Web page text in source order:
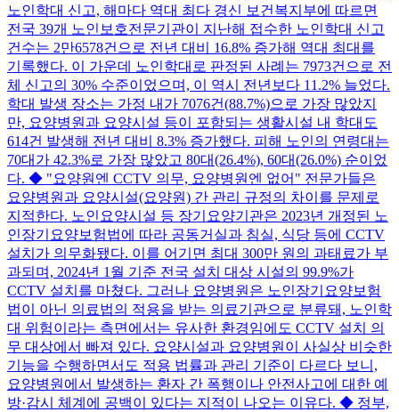
노인학대 신고, 해마다 역대 최다 경신 보건복지부에 따르면
전국 39개 노인보호전문기관이 지난해 접수한 노인학대 신고
건수는 2만6578건으로 전년 대비 16.8% 증가해 역대 최대를
기록했다. 이 가운데 노인학대로 판정된 사례는 7973건으로 전
체 신고의 30% 수준이었으며, 이 역시 전년보다 11.2% 늘었다.
학대 발생 장소는 가정 내가 7076건(88.7%)으로 가장 많았지
만, 요양병원과 요양시설 등이 포함되는 생활시설 내 학대도
614건 발생해 전년 대비 8.3% 증가했다. 피해 노인의 연령대는
70대가 42.3%로 가장 많았고 80대(26.4%), 60대(26.0%) 순이었
다. ◆ "요양원엔 CCTV 의무, 요양병원엔 없어" 전문가들은
요양병원과 요양시설(요양원) 간 관리 규정의 차이를 문제로
지적한다. 노인요양시설 등 장기요양기관은 2023년 개정된 노
인장기요양보험법에 따라 공동거실과 침실, 식당 등에 CCTV
설치가 의무화됐다. 이를 어기면 최대 300만 원의 과태료가 부
과되며, 2024년 1월 기준 전국 설치 대상 시설의 99.9%가
CCTV 설치를 마쳤다. 그러나 요양병원은 노인장기요양보험
법이 아닌 의료법의 적용을 받는 의료기관으로 분류돼, 노인학
대 위험이라는 측면에서는 유사한 환경임에도 CCTV 설치 의
무 대상에서 빠져 있다. 요양시설과 요양병원이 사실상 비슷한
기능을 수행하면서도 적용 법률과 관리 기준이 다르다 보니,
요양병원에서 발생하는 환자 간 폭행이나 안전사고에 대한 예
방·감시 체계에 공백이 있다는 지적이 나오는 이유다. ◆ 정부,